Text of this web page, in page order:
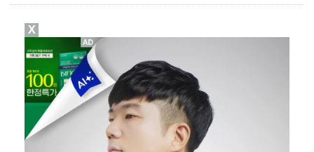
[ST포토] 이강인, 이적 후 밝아진 얼굴
[ST포토] 오픈트레이닝 나서는 이강인
[ST포토] 호세 히메네스, 한국 팬들 외침에 미소
[ST포토] 이강인 합류한 AT 마드리드
X